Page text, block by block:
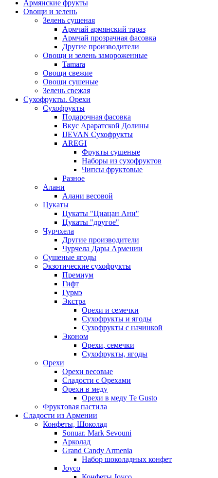
Армянские фрукты
Овощи и зелень
Зелень сушеная
Армчай армянский тараз
Армчай прозрачная фасовка
Другие производители
Овощи и зелень замороженные
Tamara
Овощи свежие
Овощи сушеные
Зелень свежая
Сухофрукты. Орехи
Сухофрукты
Подарочная фасовка
Вкус Араратской Долины
IJEVAN Сухофрукты
AREGI
Фрукты сушеные
Наборы из сухофруктов
Чипсы фруктовые
Разное
Алани
Алани весовой
Цукаты
Цукаты "Циацан Ани"
Цукаты "другое"
Чурчхела
Другие производители
Чурчела Дары Армении
Сушеные ягоды
Экзотические сухофрукты
Премиум
Гифт
Гурмэ
Экстра
Орехи и семечки
Сухофрукты и ягоды
Сухофрукты с начинкой
Эконом
Орехи, семечки
Сухофрукты, ягоды
Орехи
Орехи весовые
Сладости с Орехами
Орехи в меду
Орехи в меду Te Gusto
Фруктовая пастила
Сладости из Армении
Конфеты, Шоколад
Sonuar. Mark Sevouni
Арколад
Grand Candy Armenia
Набор шоколадных конфет
Joyco